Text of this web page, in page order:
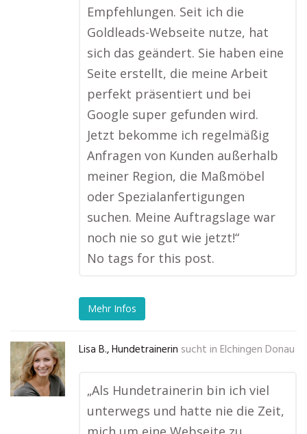
Empfehlungen. Seit ich die
Goldleads-Webseite nutze, hat
sich das geändert. Sie haben eine
Seite erstellt, die meine Arbeit
perfekt präsentiert und bei
Google super gefunden wird.
Jetzt bekomme ich regelmäßig
Anfragen von Kunden außerhalb
meiner Region, die Maßmöbel
oder Spezialanfertigungen
suchen. Meine Auftragslage war
noch nie so gut wie jetzt!“
No tags for this post.
Mehr Infos
Lisa B., Hundetrainerin sucht in Elchingen Donau
„Als Hundetrainerin bin ich viel
unterwegs und hatte nie die Zeit,